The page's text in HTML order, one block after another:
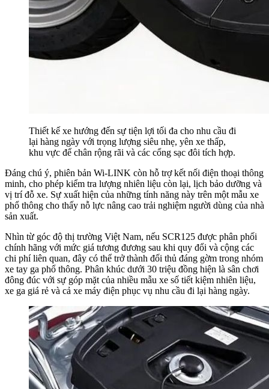
Thiết kế xe hướng đến sự tiện lợi tối đa cho nhu cầu đi
lại hàng ngày với trọng lượng siêu nhẹ, yên xe thấp,
khu vực để chân rộng rãi và các cổng sạc đôi tích hợp.
Đáng chú ý, phiên bản Wi-LINK còn hỗ trợ kết nối điện thoại thông
minh, cho phép kiểm tra lượng nhiên liệu còn lại, lịch bảo dưỡng và
vị trí đỗ xe. Sự xuất hiện của những tính năng này trên một mẫu xe
phổ thông cho thấy nỗ lực nâng cao trải nghiệm người dùng của nhà
sản xuất.
Nhìn từ góc độ thị trường Việt Nam, nếu SCR125 được phân phối
chính hãng với mức giá tương đương sau khi quy đổi và cộng các
chi phí liên quan, đây có thể trở thành đối thủ đáng gờm trong nhóm
xe tay ga phổ thông. Phân khúc dưới 30 triệu đồng hiện là sân chơi
đông đúc với sự góp mặt của nhiều mẫu xe số tiết kiệm nhiên liệu,
xe ga giá rẻ và cả xe máy điện phục vụ nhu cầu đi lại hàng ngày.